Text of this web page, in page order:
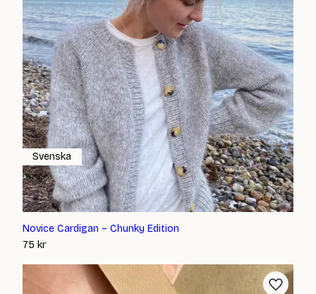
Novice Cardigan – Chunky Edition
75 kr
Svenska